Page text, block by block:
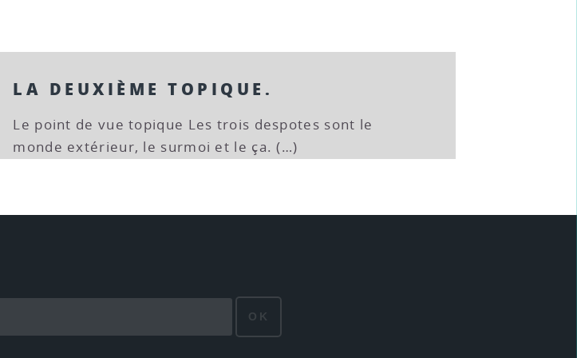
LA DEUXIÈME TOPIQUE.
Le point de vue topique Les trois despotes sont le
monde extérieur, le surmoi et le ça. (…)
OK